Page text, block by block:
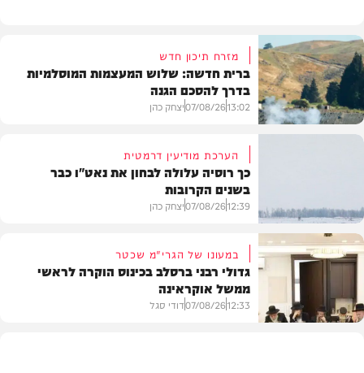
מזרח תיכון חדש
ברית חדשה: שלוש המעצמות המוסלמיות
בדרך להסכם הגנה
13:02
07/08/26יצחק כהן
הערכת מודיעין דרמטית
כך רוסיה עלולה לבחון את נאט"ו כבר
בשנים הקרובות
12:39
07/08/26יצחק כהן
במעונו של הגרי"מ שכטר
גדולי רבני ברסלב בכינוס הוקרה לראשי
ממשל אוקראינה
12:33
07/08/26דודי סגל